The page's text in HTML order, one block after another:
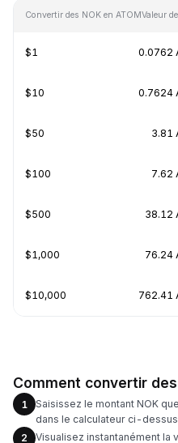
Convertir des NOK en ATOMValeur
$1 0.0762
$10 0.7624
$50 3.81
$100 7.62
$500 38.12
$1,000 76.24
$10,000 762.41
Comment convertir
1
Saisissez le montant NOK
dans le calculateur ci-
2
Visualisez instantanément la